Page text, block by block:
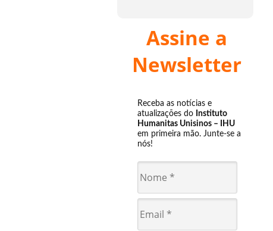
Assine a
Newsletter
Receba as notícias e
atualizações do Instituto
Humanitas Unisinos – IHU
em primeira mão. Junte-se a
nós!